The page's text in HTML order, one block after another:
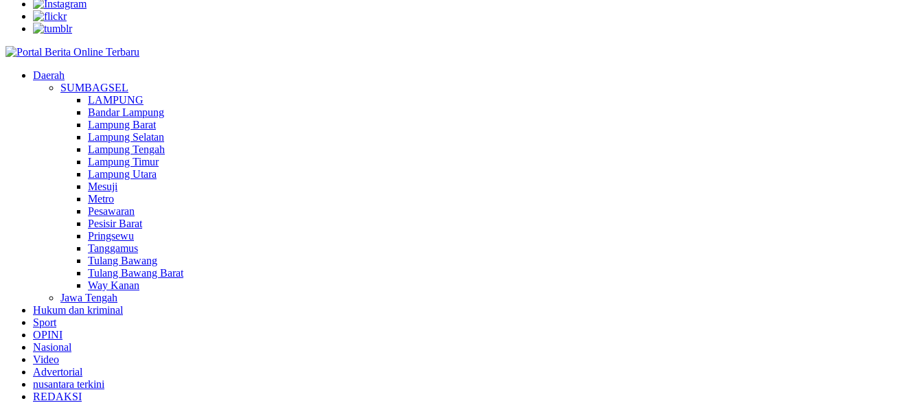
Daerah
SUMBAGSEL
LAMPUNG
Bandar Lampung
Lampung Barat
Lampung Selatan
Lampung Tengah
Lampung Timur
Lampung Utara
Mesuji
Metro
Pesawaran
Pesisir Barat
Pringsewu
Tanggamus
Tulang Bawang
Tulang Bawang Barat
Way Kanan
Jawa Tengah
Hukum dan kriminal
Sport
OPINI
Nasional
Video
Advertorial
nusantara terkini
REDAKSI